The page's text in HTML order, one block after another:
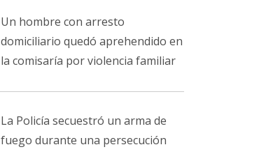
Un hombre con arresto
domiciliario quedó aprehendido en
la comisaría por violencia familiar
La Policía secuestró un arma de
fuego durante una persecución